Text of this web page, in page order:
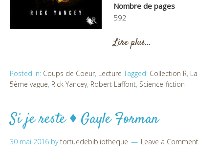
Nombre de pages
592
Lire plus…
Posted in: Coups de Coeur, Lecture Tagged: Collection R, La
5ème vague, Rick Yancey, Robert Laffont, Science-fiction
Si je reste ♦ Gayle Forman
30 mai 2016 bytortuedebibliotheque Leave a Comment